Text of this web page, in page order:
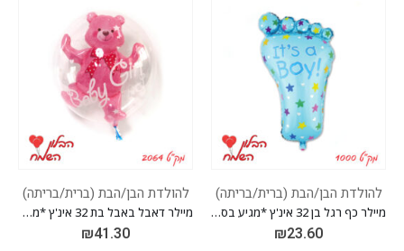
מיילר כף רגל בן 32 אינ'ץ *מגיע בסיטונאות חבילה של 5 יח' *
להולדת הבן/הבת (ברית/בריתה)
מיילר דאבל באבל בת 32 אינ'ץ *מגיע בסיטונאות חבילה של 5 יח' *
41.30
להולדת הבן/הבת (ברית/
23.60